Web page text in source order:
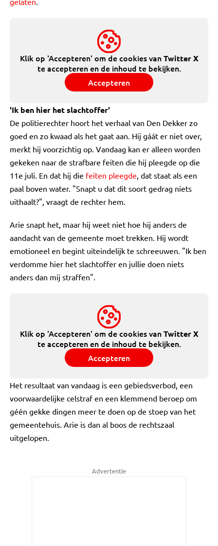
Klik op 'Accepteren' om de cookies vanTwitter X
te accepteren en de inhoud te bekijken.
Accepteren
'Ik ben hier het slachtoffer'
De politierechter hoort het verhaal van Den Dekker zo
goed en zo kwaad als het gaat aan. Hij gáát er niet over,
merkt hij voorzichtig op. Vandaag kan er alleen worden
gekeken naar de strafbare feiten die hij pleegde op die
11e juli. En dat hij die feiten pleegde, dat staat als een
paal boven water. "Snapt u dat dit soort gedrag niets
uithaalt?", vraagt de rechter hem.
Arie snapt het, maar hij weet niet hoe hij anders de
aandacht van de gemeente moet trekken. Hij wordt
emotioneel en begint uiteindelijk te schreeuwen. "Ik ben
verdomme hier het slachtoffer en jullie doen niets
anders dan mij straffen".
Klik op 'Accepteren' om de cookies vanTwitter X
te accepteren en de inhoud te bekijken.
Accepteren
Het resultaat van vandaag is een gebiedsverbod, een
voorwaardelijke celstraf en een klemmend beroep om
géén gekke dingen meer te doen op de stoep van het
gemeentehuis. Arie is dan al boos de rechtszaal
uitgelopen.
Advertentie